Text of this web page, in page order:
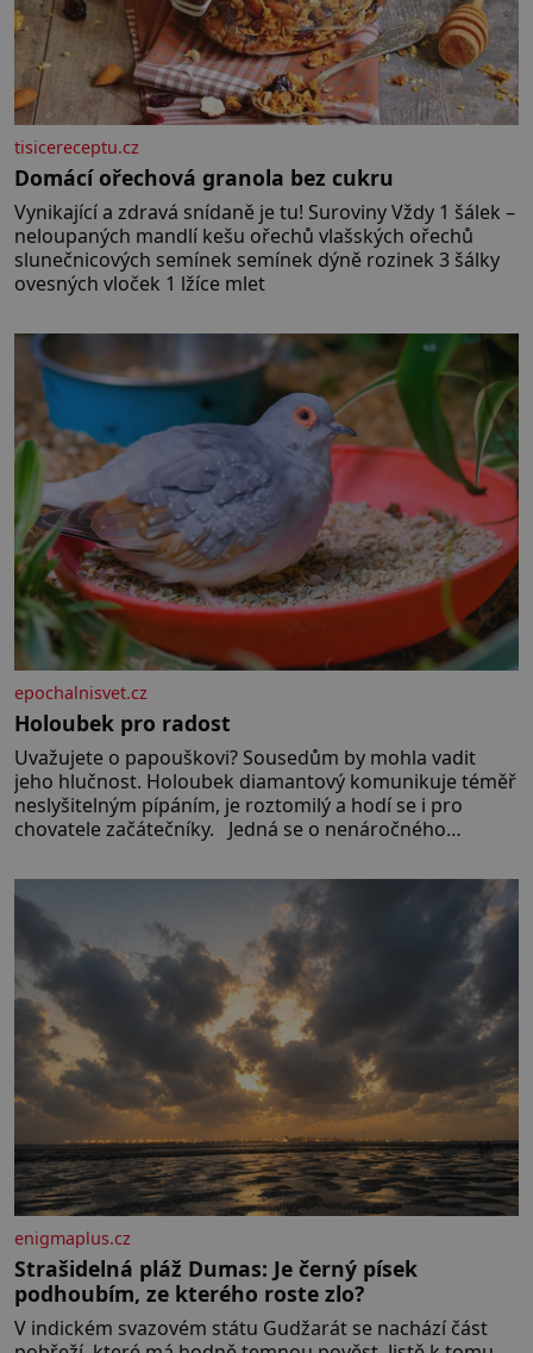
tisicereceptu.cz
Domácí ořechová granola bez cukru
Vynikající a zdravá snídaně je tu! Suroviny Vždy 1 šálek –
neloupaných mandlí kešu ořechů vlašských ořechů
slunečnicových semínek semínek dýně rozinek 3 šálky
ovesných vloček 1 lžíce mlet
epochalnisvet.cz
Holoubek pro radost
Uvažujete o papouškovi? Sousedům by mohla vadit
jeho hlučnost. Holoubek diamantový komunikuje téměř
neslyšitelným pípáním, je roztomilý a hodí se i pro
chovatele začátečníky. Jedná se o nenáročného
času tráví na zemi, kde sbírá zbytky semínek Jeho
domovinou je prakticky celá Austrálie s výjimkou
pobřežní oblasti.
enigmaplus.cz
Strašidelná pláž Dumas: Je černý písek
podhoubím, ze kterého roste zlo?
V indickém svazovém státu Gudžarát se nachází část